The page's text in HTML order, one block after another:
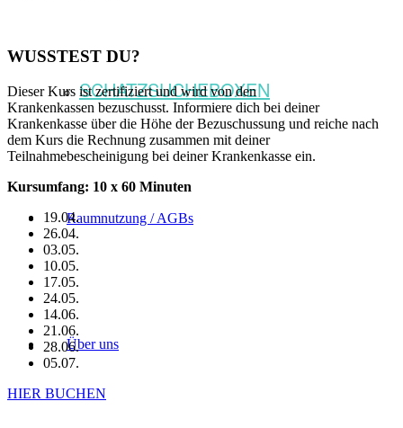
SCHATZSUCHEBOXEN
Raumnutzung / AGBs
Über uns
WUSSTEST DU?
Dieser Kurs ist zertifiziert und wird von den
Krankenkassen bezuschusst. Informiere dich bei deiner
Krankenkasse über die Höhe der Bezuschussung und reiche nach
dem Kurs die Rechnung zusammen mit deiner
Teilnahmebescheinigung bei deiner Krankenkasse ein.
Kursumfang: 10 x 60 Minuten
19.04.
26.04.
03.05.
10.05.
17.05.
24.05.
14.06.
21.06.
28.06.
05.07.
HIER BUCHEN